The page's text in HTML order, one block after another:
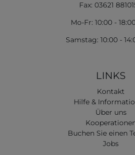
Fax: 03621
Mo-Fr: 10:00 -
Samstag: 10:00 -
LINKS
Kontakt
Hilfe &
Über uns
Buchen Sie einen
Jobs